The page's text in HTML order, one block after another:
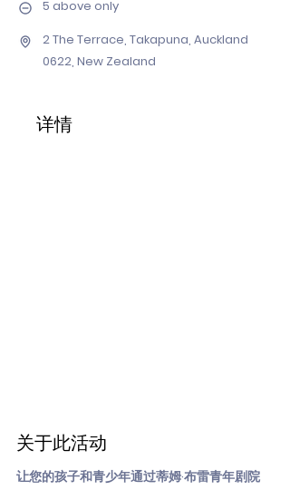
5 above only
2 The Terrace, Takapuna, Auckland
0622, New Zealand
详情
关于此活动
让您的孩子和青少年通过蒂姆·布雷青年剧院